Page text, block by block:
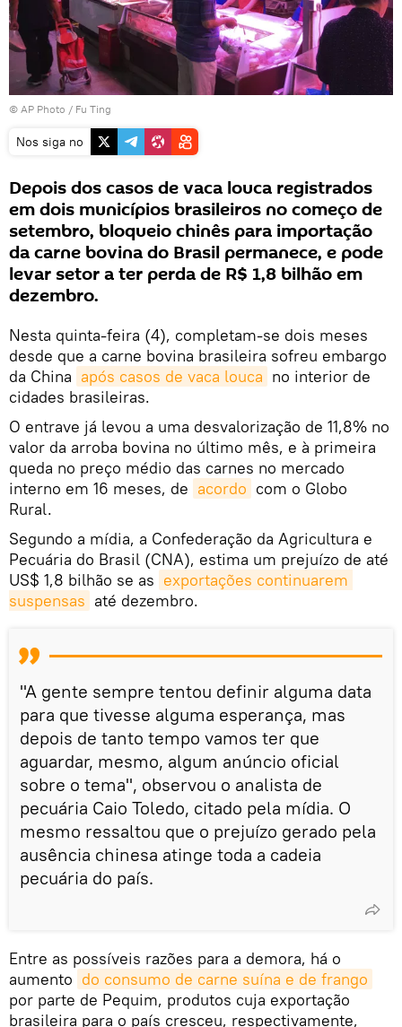
© AP Photo / Fu Ting
Nos siga no
Depois dos casos de vaca louca registrados
em dois municípios brasileiros no começo de
setembro, bloqueio chinês para importação
da carne bovina do Brasil permanece, e pode
levar setor a ter perda de R$ 1,8 bilhão em
dezembro.
Nesta quinta-feira (4), completam-se dois meses
desde que a carne bovina brasileira sofreu embargo
da China após casos de vaca louca no interior de
cidades brasileiras.
O entrave já levou a uma desvalorização de 11,8% no
valor da arroba bovina no último mês, e à primeira
queda no preço médio das carnes no mercado
interno em 16 meses, de acordo com o Globo
Rural.
Segundo a mídia, a Confederação da Agricultura e
Pecuária do Brasil (CNA), estima um prejuízo de até
US$ 1,8 bilhão se as exportações continuarem
suspensas até dezembro.
"A gente sempre tentou definir alguma data
para que tivesse alguma esperança, mas
depois de tanto tempo vamos ter que
aguardar, mesmo, algum anúncio oficial
sobre o tema", observou o analista de
pecuária Caio Toledo, citado pela mídia. O
mesmo ressaltou que o prejuízo gerado pela
ausência chinesa atinge toda a cadeia
pecuária do país.
Entre as possíveis razões para a demora, há o
aumento do consumo de carne suína e de frango
por parte de Pequim, produtos cuja exportação
brasileira para o país cresceu, respectivamente,